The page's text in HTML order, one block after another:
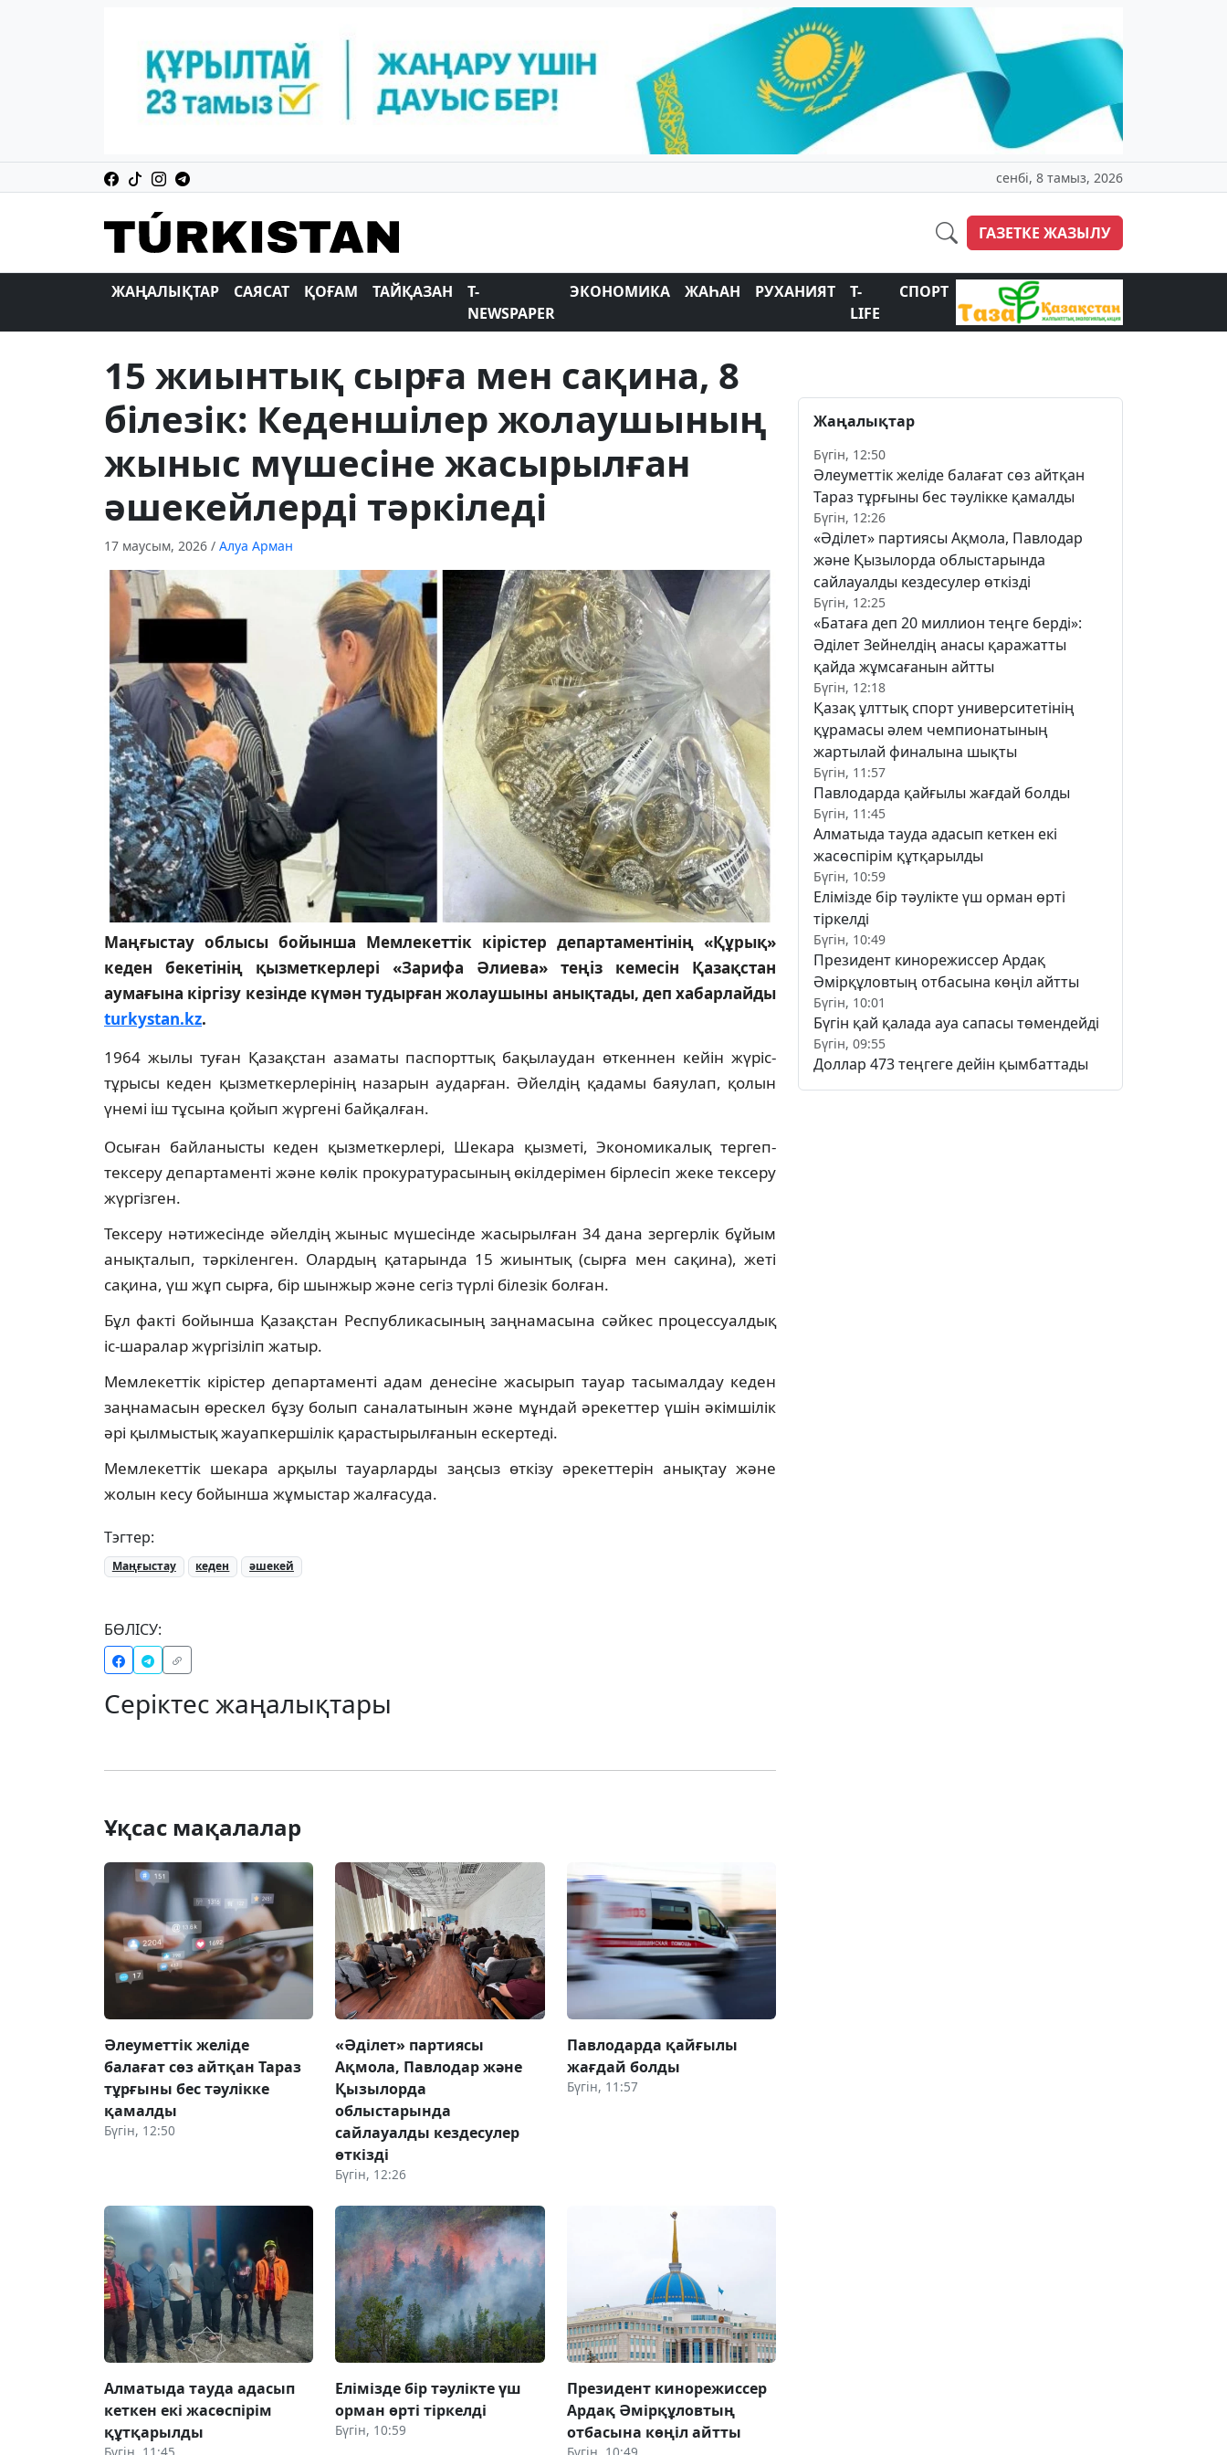
сенбі, 8 тамыз, 2026
ГАЗЕТКЕ ЖАЗЫЛУ
ЖАҢАЛЫҚТАР САЯСАТ ҚОҒАМ ТАЙҚАЗАН
T-
NEWSPAPER
ЭКОНОМИКА ЖАҺАН РУХАНИЯТ
T-
LIFE
СПОРТ
15 жиынтық сырға мен сақина, 8
білезік: Кеденшілер жолаушының
жыныс мүшесіне жасырылған
әшекейлерді тәркіледі
17 маусым, 2026 / Алуа Арман
Маңғыстау облысы бойынша Мемлекеттік кірістер департаментінің «Құрық»
кеден бекетінің қызметкерлері «Зарифа Әлиева» теңіз кемесін Қазақстан
аумағына кіргізу кезінде күмән тудырған жолаушыны анықтады, деп хабарлайды
turkystan.kz.
1964 жылы туған Қазақстан азаматы паспорттық бақылаудан өткеннен кейін жүріс-
тұрысы кеден қызметкерлерінің назарын аударған. Әйелдің қадамы баяулап, қолын
үнемі іш тұсына қойып жүргені байқалған.
Осыған байланысты кеден қызметкерлері, Шекара қызметі, Экономикалық тергеп-
тексеру департаменті және көлік прокуратурасының өкілдерімен бірлесіп жеке тексеру
жүргізген.
Тексеру нәтижесінде әйелдің жыныс мүшесінде жасырылған 34 дана зергерлік бұйым
анықталып, тәркіленген. Олардың қатарында 15 жиынтық (сырға мен сақина), жеті
сақина, үш жұп сырға, бір шынжыр және сегіз түрлі білезік болған.
Бұл факті бойынша Қазақстан Республикасының заңнамасына сәйкес процессуалдық
іс-шаралар жүргізіліп жатыр.
Мемлекеттік кірістер департаменті адам денесіне жасырып тауар тасымалдау кеден
заңнамасын өрескел бұзу болып саналатынын және мұндай әрекеттер үшін әкімшілік
әрі қылмыстық жауапкершілік қарастырылғанын ескертеді.
Мемлекеттік шекара арқылы тауарларды заңсыз өткізу әрекеттерін анықтау және
жолын кесу бойынша жұмыстар жалғасуда.
Тэгтер:
Маңғыстау кеден әшекей
БӨЛІСУ:
Серіктес жаңалықтары
Ұқсас мақалалар
Әлеуметтік желіде
балағат сөз айтқан Тараз
тұрғыны бес тәулікке
қамалды
Бүгін, 12:50
«Әділет» партиясы
Ақмола, Павлодар және
Қызылорда
облыстарында
сайлауалды кездесулер
өткізді
Бүгін, 12:26
Павлодарда қайғылы
жағдай болды
Бүгін, 11:57
Алматыда тауда адасып
кеткен екі жасөспірім
құтқарылды
Бүгін, 11:45
Елімізде бір тәулікте үш
орман өрті тіркелді
Бүгін, 10:59
Президент кинорежиссер
Ардақ Әмірқұловтың
отбасына көңіл айтты
Бүгін, 10:49
Жаңалықтар
Бүгін, 12:50
Әлеуметтік желіде балағат сөз айтқан
Тараз тұрғыны бес тәулікке қамалды
Бүгін, 12:26
«Әділет» партиясы Ақмола, Павлодар
және Қызылорда облыстарында
сайлауалды кездесулер өткізді
Бүгін, 12:25
«Батаға деп 20 миллион теңге берді»:
Әділет Зейнелдің анасы қаражатты
қайда жұмсағанын айтты
Бүгін, 12:18
Қазақ ұлттық спорт университетінің
құрамасы әлем чемпионатының
жартылай финалына шықты
Бүгін, 11:57
Павлодарда қайғылы жағдай болды
Бүгін, 11:45
Алматыда тауда адасып кеткен екі
жасөспірім құтқарылды
Бүгін, 10:59
Елімізде бір тәулікте үш орман өрті
тіркелді
Бүгін, 10:49
Президент кинорежиссер Ардақ
Әмірқұловтың отбасына көңіл айтты
Бүгін, 10:01
Бүгін қай қалада ауа сапасы төмендейді
Бүгін, 09:55
Доллар 473 теңгеге дейін қымбаттады